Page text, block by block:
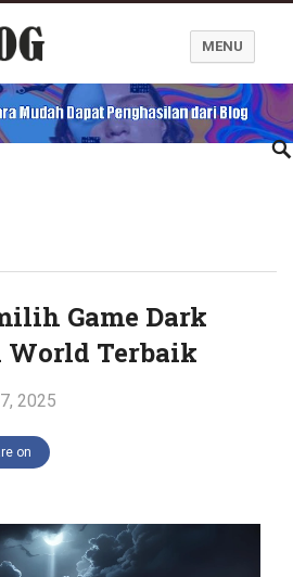
MENU
Game Dark
World Terbaik
2025
on